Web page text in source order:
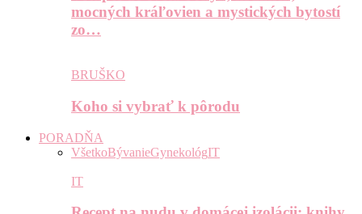
mocných kráľovien a mystických bytostí
zo…
BRUŠKO
Koho si vybrať k pôrodu
PORADŇA
VšetkoBývanieGynekológIT
IT